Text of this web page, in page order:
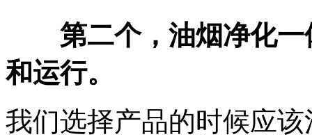
第二个，油烟净化
和运行。
我们选择产品的时候应